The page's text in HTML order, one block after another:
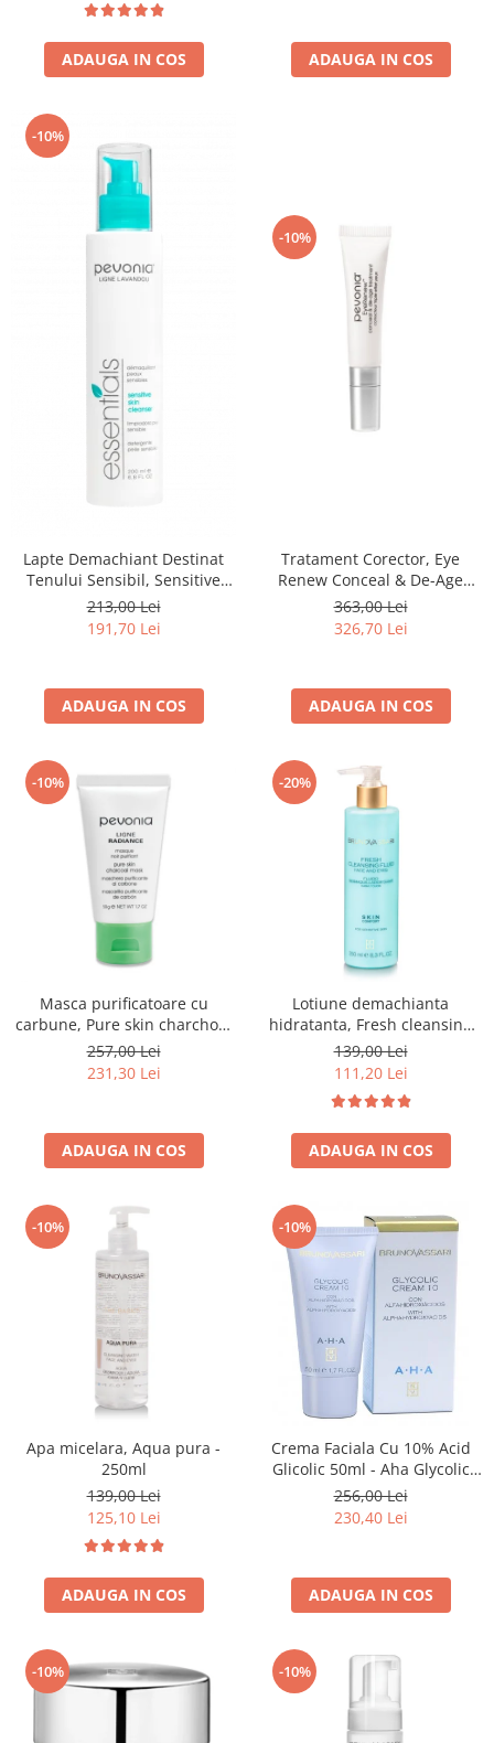
ADAUGA IN COS ADAUGA IN COS
-10%
Lapte Demachiant Destinat
Tenului Sensibil, Sensitive
Skin Cleanser - 200ml
213,00 Lei
191,70 Lei
ADAUGA IN COS
-10%
Tratament Corector, Eye
Renew Conceal & De-Age
Treatment - 10 ml
363,00 Lei
326,70 Lei
ADAUGA IN COS
-10%
Masca purificatoare cu
carbune, Pure skin charchoal
mask - 50ml
257,00 Lei
231,30 Lei
ADAUGA IN COS
-20%
Lotiune demachianta
hidratanta, Fresh cleansing
fluid - 250 ml
139,00 Lei
111,20 Lei
ADAUGA IN COS
-10%
Apa micelara, Aqua pura -
250ml
139,00 Lei
125,10 Lei
ADAUGA IN COS
-10%
Crema Faciala Cu 10% Acid
Glicolic 50ml - Aha Glycolic
Cream 10% - Bruno Vassari
256,00 Lei
230,40 Lei
ADAUGA IN COS
-10% -10%